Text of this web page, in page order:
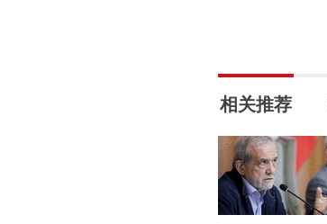
相关推荐